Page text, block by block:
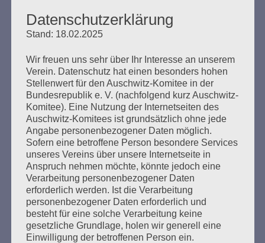
spricht
Erstellt am8. Dezember 2024
Ein Buch zum 100. Geburtstag von Esther Bejarano. Hrsg.
vom Auschwitz-Komitee in der Bundesrepublik
Deutschland e. V., Zusammengestellt von Helga Obens
und Susanne Kondoch-Klockow, mit einem Beitrag von
Detlef Garbe
mehr ...
Datenschutzerklärung
Stand: 18.02.2025
Wir freuen uns sehr über Ihr Interesse an unserem
Verein. Datenschutz hat einen besonders hohen
Stellenwert für den Auschwitz-Komitee in der
Bundesrepublik e. V. (nachfolgend kurz Auschwitz-
Komitee). Eine Nutzung der Internetseiten des
Auschwitz-Komitees ist grundsätzlich ohne jede
Angabe personenbezogener Daten möglich.
Sofern eine betroffene Person besondere Services
unseres Vereins über unsere Internetseite in
Anspruch nehmen möchte, könnte jedoch eine
Verarbeitung personenbezogener Daten
erforderlich werden. Ist die Verarbeitung
personenbezogener Daten erforderlich und
besteht für eine solche Verarbeitung keine
gesetzliche Grundlage, holen wir generell eine
Einwilligung der betroffenen Person ein.